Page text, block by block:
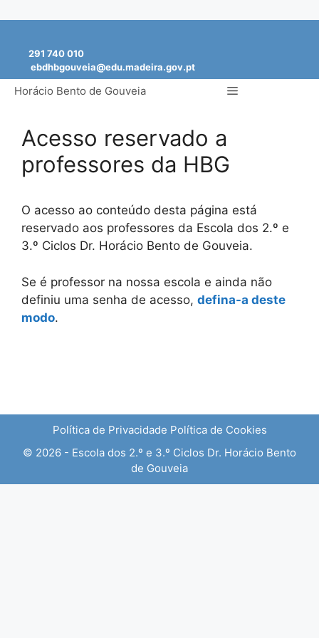
conteúdo
291 740 010
ebdhbgouveia@edu.madeira.gov.pt
Horácio Bento de Gouveia Menu
Acesso reservado a
professores da HBG
O acesso ao conteúdo desta página está
reservado aos professores da Escola dos 2.º e
3.º Ciclos Dr. Horácio Bento de Gouveia.
Se é professor na nossa escola e ainda não
definiu uma senha de acesso, defina-a deste
modo.
Política de Privacidade Política de Cookies
© 2026 - Escola dos 2.º e 3.º Ciclos Dr. Horácio Bento
de Gouveia